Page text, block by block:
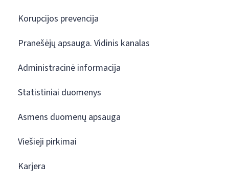
Korupcijos prevencija
Pranešėjų apsauga. Vidinis kanalas
Administracinė informacija
Statistiniai duomenys
Asmens duomenų apsauga
Viešieji pirkimai
Karjera